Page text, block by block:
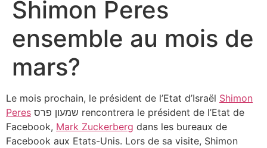
Shimon Peres
ensemble au mois de
mars?
Le mois prochain, le président de l’Etat d’Israël Shimon
Peres
Facebook, Mark Zuckerberg dans les bureaux de
Facebook aux Etats-Unis. Lors de sa visite, Shimon